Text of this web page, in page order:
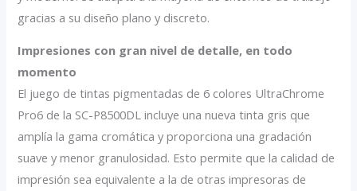
gracias a su diseño plano y discreto.
Impresiones con gran nivel de detalle, en todo
momento
El juego de tintas pigmentadas de 6 colores UltraChrome
Pro6 de la SC-P8500DL incluye una nueva tinta gris que
amplía la gama cromática y proporciona una gradación
suave y menor granulosidad. Esto permite que la calidad de
impresión sea equivalente a la de otras impresoras de